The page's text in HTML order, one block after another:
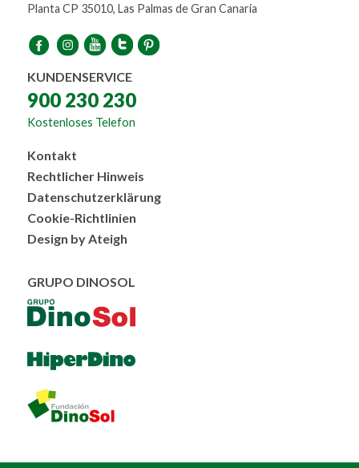
Planta CP 35010, Las Palmas de Gran Canaria
KUNDENSERVICE
900 230 230
Kostenloses Telefon
Menú
al
pie
Kontakt
Rechtlicher Hinweis
Datenschutzerklärung
Cookie-Richtlinien
Design by Ateigh
GRUPO DINOSOL